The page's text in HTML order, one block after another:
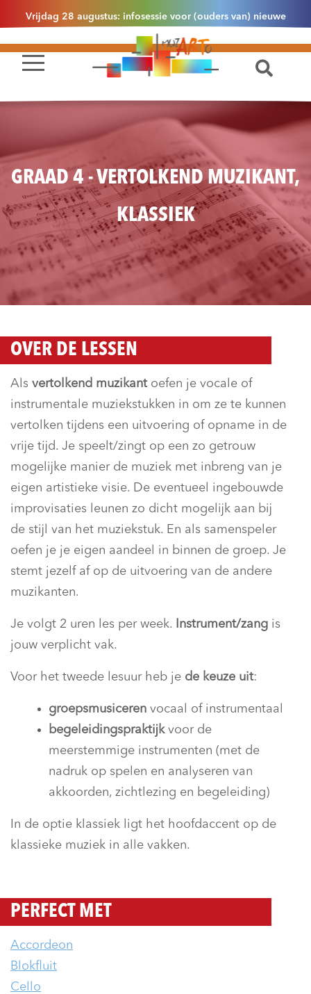
Vrijdag 28 augustus: infosessie voor (ouders van) nieuwe
leerlingen 2.1 om 13u30 in Essen
GRAAD 4 - VERTOLKEND MUZIKANT,
KLASSIEK
OVER DE LESSEN
Als vertolkend muzikantoefen je vocale of
instrumentale muziekstukken in om ze te kunnen
vertolken tijdens een uitvoering of opname in de
vrije tijd. Je speelt/zingt op een zo getrouw
mogelijke manier de muziek met inbreng van je
eigen artistieke visie. De eventueel ingebouwde
improvisaties leunen zo dicht mogelijk aan bij
de stijl van het muziekstuk. En als samenspeler
oefen je je eigen aandeel in binnen de groep. Je
stemt jezelf af op de uitvoering van de andere
muzikanten.
Je volgt 2 uren les per week. Instrument/zang is
jouw verplicht vak.
Voor het tweede lesuur heb je de keuze uit:
groepsmusiceren vocaal of instrumentaal
begeleidingspraktijkvoor de
meerstemmige instrumenten (met de
nadruk op spelen en analyseren van
akkoorden, zichtlezing en begeleiding)
In de optie klassiek ligt het hoofdaccent op de
klassieke muziek in alle vakken.
PERFECT MET
Accordeon
Blokfluit
Cello